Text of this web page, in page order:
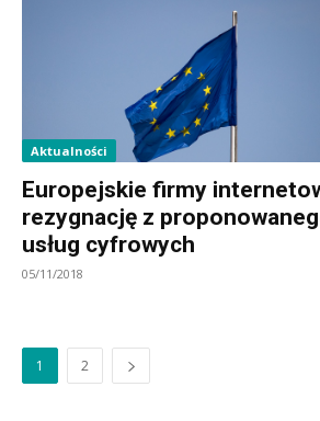
Aktualności
Europejskie firmy
rezygnację z
usług cyfrowych
05/11/2018
1 2